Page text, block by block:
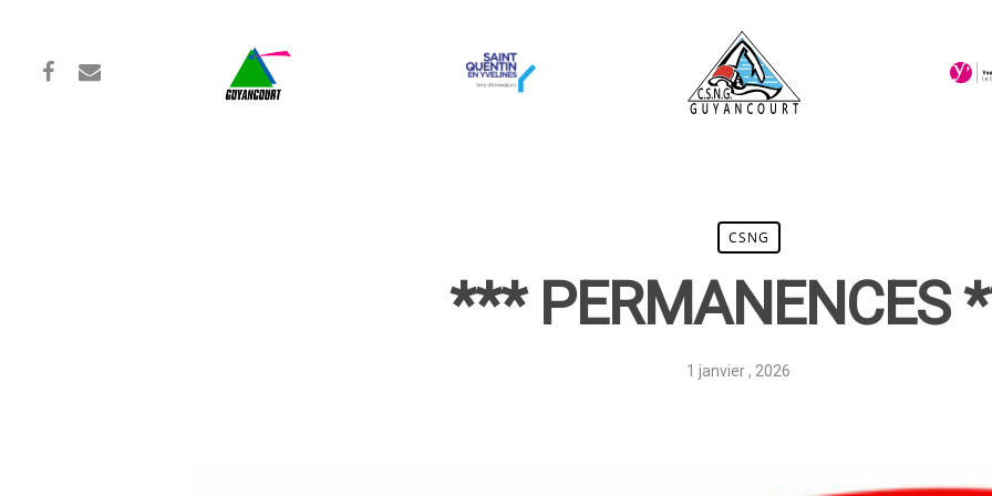
CSNG
*** PERMANENCES
1 janvier , 2026